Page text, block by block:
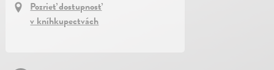
Pozrieť dostupnosť
v kníhkupectvách